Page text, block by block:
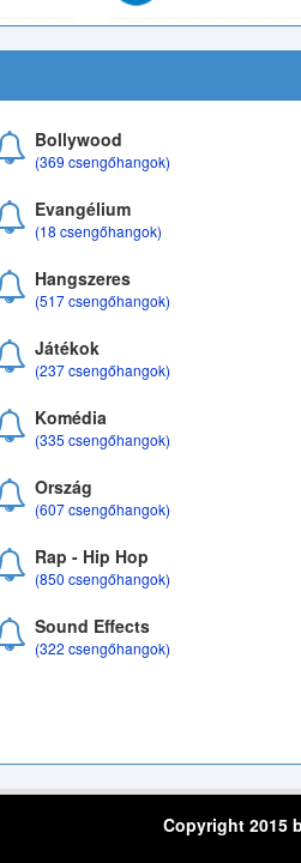
Bollywood
(369 csengőhangok)
Evangélium
(18 csengőhangok)
Hangszeres
(517 csengőhangok)
Játékok
(237 csengőhangok)
Komédia
(335 csengőhangok)
Ország
(607 csengőhangok)
Rap - Hip Hop
(850 csengőhangok)
Sound Effects
(322 csengőhangok)
Copyright 2015